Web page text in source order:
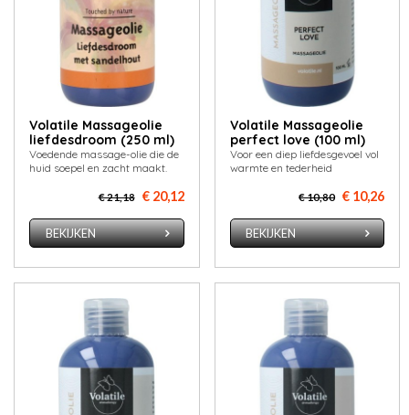
Volatile Massageolie
liefdesdroom (250 ml)
Voedende massage-olie die de
huid soepel en zacht maakt.
€ 21,18 € 20,12
BEKIJKEN
Volatile Massageolie
perfect love (100 ml)
Voor een diep liefdesgevoel vol
warmte en tederheid
€ 10,80 € 10,26
BEKIJKEN